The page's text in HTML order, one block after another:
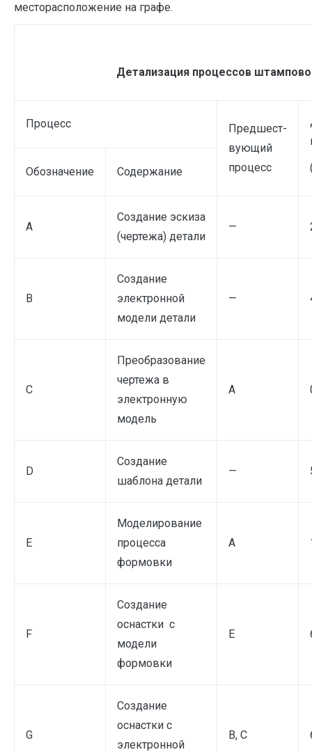
месторасположение на графе.
Детализация процессов
Процесс
Предшест-
вующий
процесс
Обозначение Содержание
А
Создание эскиза
(чертежа) детали
—
B
Создание
электронной
модели детали
—
С
Преобразование
чертежа в
электронную
модель
А
D
Создание
шаблона детали
—
E
Моделирование
процесса
формовки
А
F
Создание
оснастки с
модели
формовки
Е
G
Создание
оснастки с
электронной
В, С